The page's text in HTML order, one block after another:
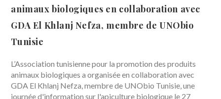
animaux biologiques en collaboration avec
GDA El Khlanj Nefza, membre de UNObio
Tunisie
L’Association tunisienne pour la promotion des produits
animaux biologiques a organisée en collaboration avec
GDA El Khlanj Nefza, membre de UNObio Tunisie, une
journée d'information sur l'apiculture biologique le 27